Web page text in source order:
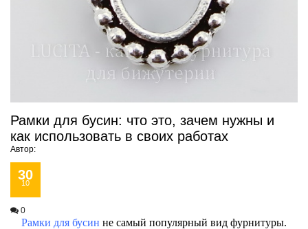
Рамки для бусин: что это, зачем нужны и
как использовать в своих работах
Автор:
30
10
0
Рамки для бусин не самый популярный вид фурнитуры.